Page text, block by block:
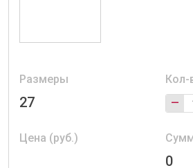
Размеры
27 –
Цена (руб.)
0